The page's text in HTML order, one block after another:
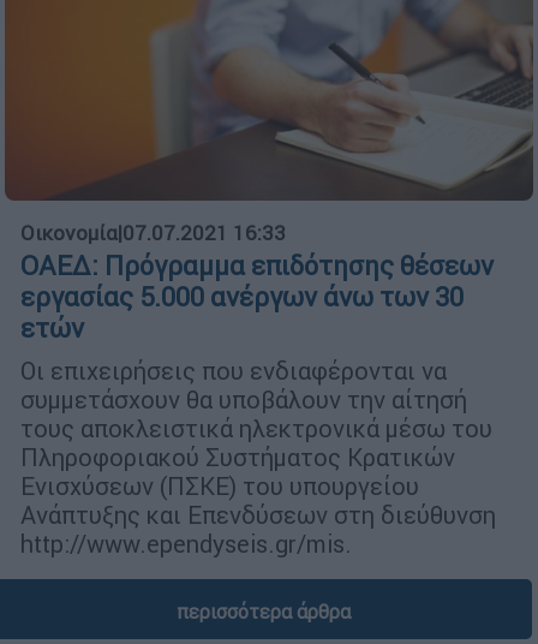
Οικονομία|07.07.2021 16:33
ΟΑΕΔ: Πρόγραμμα επιδότησης θέσεων
εργασίας 5.000 ανέργων άνω των 30
ετών
Οι επιχειρήσεις που ενδιαφέρονται να
συμμετάσχουν θα υποβάλουν την αίτησή
τους αποκλειστικά ηλεκτρονικά μέσω του
Πληροφοριακού Συστήματος Κρατικών
Ενισχύσεων (ΠΣΚΕ) του υπουργείου
Ανάπτυξης και Επενδύσεων στη διεύθυνση
http://www.ependyseis.gr/mis.
περισσότερα άρθρα